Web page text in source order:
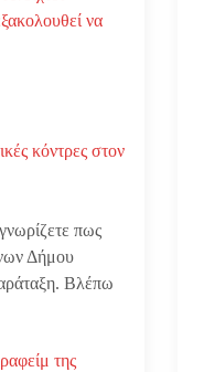
να
κόντρες στον
πως
Δήμου
Βλέπω
της